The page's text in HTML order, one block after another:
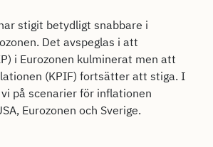
stigit betydligt snabbare i
Det avspeglas i att
i Eurozonen kulminerat men att
(KPIF) fortsätter att stiga. I
på scenarier för inflationen
Eurozonen och Sverige.